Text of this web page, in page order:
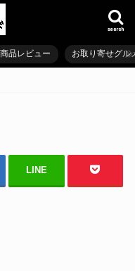
search
商品レビュー お取り寄せグル
LINE